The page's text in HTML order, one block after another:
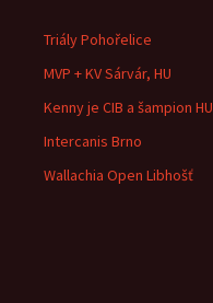
Triály Pohořelice
MVP + KV Sárvár, HU
Kenny je CIB a šampion HU
Intercanis Brno
Wallachia Open Libhošť